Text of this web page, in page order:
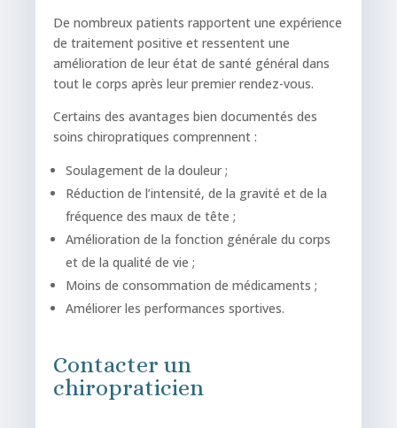
De nombreux patients rapportent une expérience
de traitement positive et ressentent une
amélioration de leur état de santé général dans
tout le corps après leur premier rendez-vous.
Certains des avantages bien documentés des
soins chiropratiques comprennent :
Soulagement de la douleur ;
Réduction de l’intensité, de la gravité et de la
fréquence des maux de tête ;
Amélioration de la fonction générale du corps
et de la qualité de vie ;
Moins de consommation de médicaments ;
Améliorer les performances sportives.
Contacter un
chiropraticien